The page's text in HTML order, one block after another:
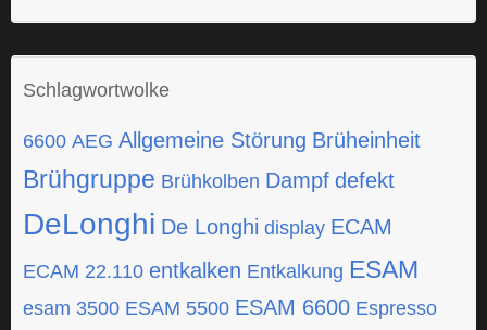
Schlagwortwolke
6600 AEG Allgemeine Störung Brüheinheit
Brühgruppe Brühkolben Dampf defekt
DeLonghi De Longhi display ECAM
ECAM 22.110 entkalken Entkalkung ESAM
esam 3500 ESAM 5500 ESAM 6600 Espresso